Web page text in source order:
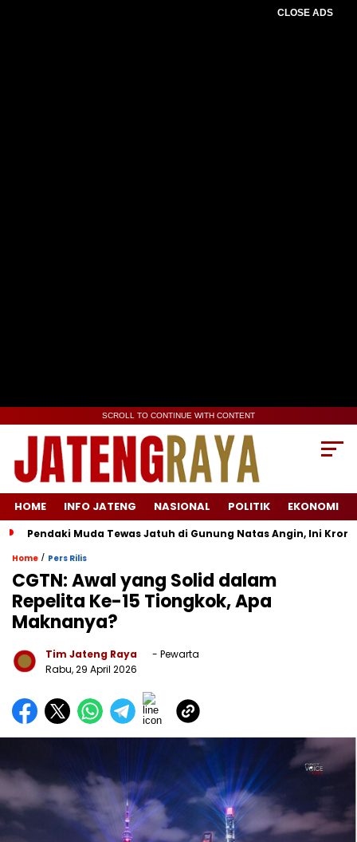
CLOSE ADS
SCROLL TO CONTINUE WITH CONTENT
HOME INFO JATENG NASIONAL POLITIK EKONOMI
Pendaki Muda Tewas Jatuh di Gunung Natas Angin, Ini
Home / Pers Rilis
CGTN: Awal yang Solid dalam
Repelita Ke-15 Tiongkok, Apa
Maknanya?
Tim Jateng Raya
- Pewarta
Rabu, 29 April 2026